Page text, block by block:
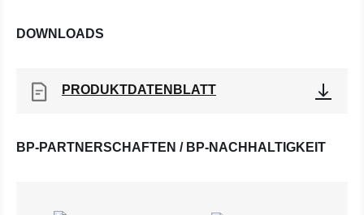
DOWNLOADS
PRODUKTDATENBLATT
BP-PARTNERSCHAFTEN / BP-NACHHALTIGKEIT